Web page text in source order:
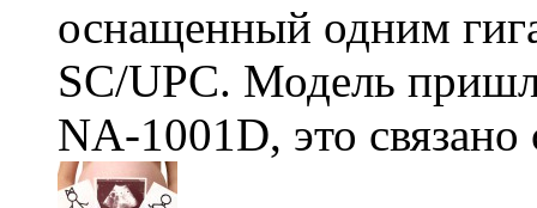
оснащенный одним
SC/UPC. Модель
NA-1001D, это связано